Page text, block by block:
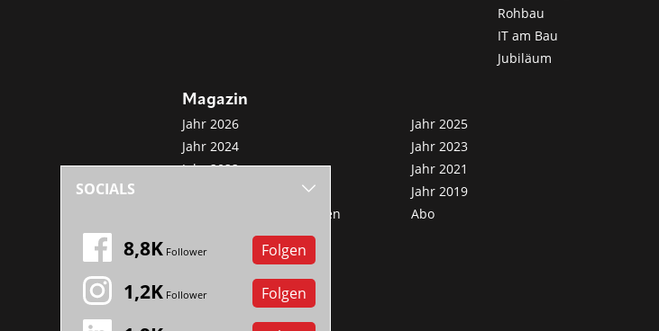
Rohbau
IT am Bau
Jubiläum
Magazin
Jahr 2026
Jahr 2025
Jahr 2024
Jahr 2023
Jahr 2022
Jahr 2021
Jahr 2019
Sonderveröffentlichungen
Abo
SOCIALS
8,8K Follower Folgen
1,2K Follower Folgen